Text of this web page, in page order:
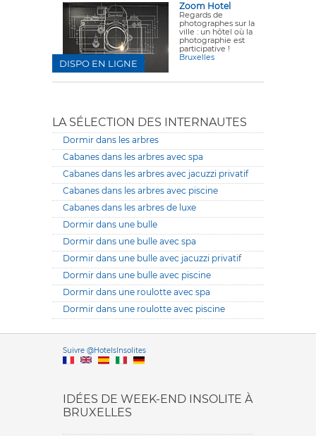
Zoom Hotel
Regards de
photographes sur la
ville : un hôtel où la
photographie est
participative !
Bruxelles
DISPO EN LIGNE
LA SÉLECTION DES INTERNAUTES
Dormir dans les arbres
Cabanes dans les arbres avec spa
Cabanes dans les arbres avec jacuzzi privatif
Cabanes dans les arbres avec piscine
Cabanes dans les arbres de luxe
Dormir dans une bulle
Dormir dans une bulle avec spa
Dormir dans une bulle avec jacuzzi privatif
Dormir dans une bulle avec piscine
Dormir dans une roulotte avec spa
Dormir dans une roulotte avec piscine
Suivre @HotelsInsolitesVersione
IDÉES DE WEEK-END INSOLITE À
BRUXELLES